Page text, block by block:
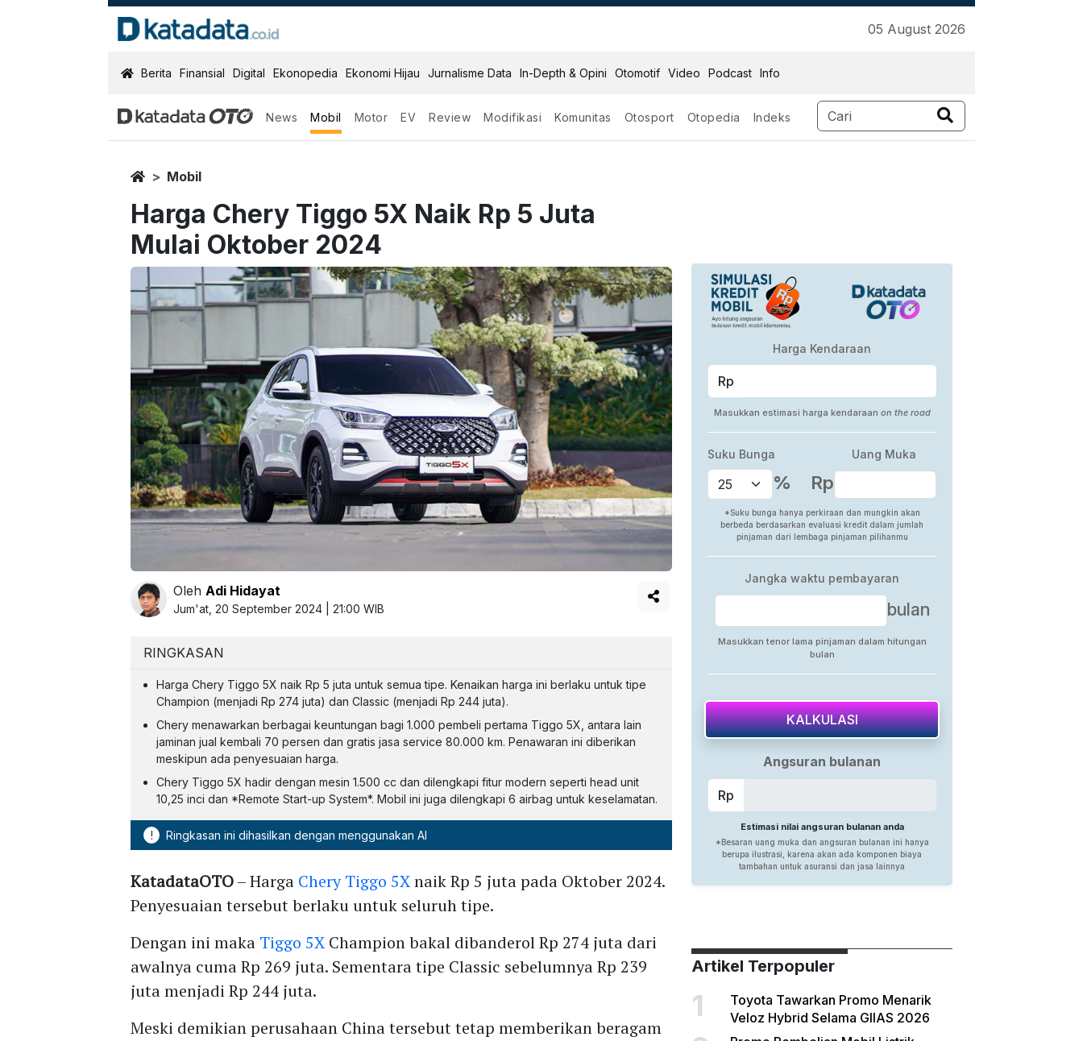
05 August 2026
KatadataOTO
Berita Finansial Digital Ekonopedia Ekonomi Hijau Jurnalisme Data In-Depth & Opini Otomotif Video Podcast Info
News Mobil Motor EV Review Modifikasi Komunitas Otosport Otopedia Indeks
HomeMobil
Harga Chery Tiggo 5X Naik Rp 5 Juta
Mulai Oktober 2024
Oleh Adi Hidayat
Jum'at, 20 September 2024 | 21:00 WIB
RINGKASAN
Harga Chery Tiggo 5X naik Rp 5 juta untuk semua tipe. Kenaikan harga ini berlaku untuk tipe
Champion (menjadi Rp 274 juta) dan Classic (menjadi Rp 244 juta).
Chery menawarkan berbagai keuntungan bagi 1.000 pembeli pertama Tiggo 5X, antara lain
jaminan jual kembali 70 persen dan gratis jasa service 80.000 km. Penawaran ini diberikan
meskipun ada penyesuaian harga.
Chery Tiggo 5X hadir dengan mesin 1.500 cc dan dilengkapi fitur modern seperti head unit
10,25 inci dan *Remote Start-up System*. Mobil ini juga dilengkapi 6 airbag untuk keselamatan.
! Ringkasan ini dihasilkan dengan menggunakan AI
KatadataOTO– Harga Chery Tiggo 5Xnaik Rp 5 juta pada Oktober 2024.
Penyesuaian tersebut berlaku untuk seluruh tipe.
Dengan ini maka Tiggo 5XChampion bakal dibanderol Rp 274 juta dari
awalnya cuma Rp 269 juta. Sementara tipe Classic sebelumnya Rp 239
juta menjadi Rp 244 juta.
Meski demikian perusahaan China tersebut tetap memberikan beragam
Artikel Terpopuler
1
Toyota Tawarkan Promo Menarik
Veloz Hybrid Selama GIIAS 2026